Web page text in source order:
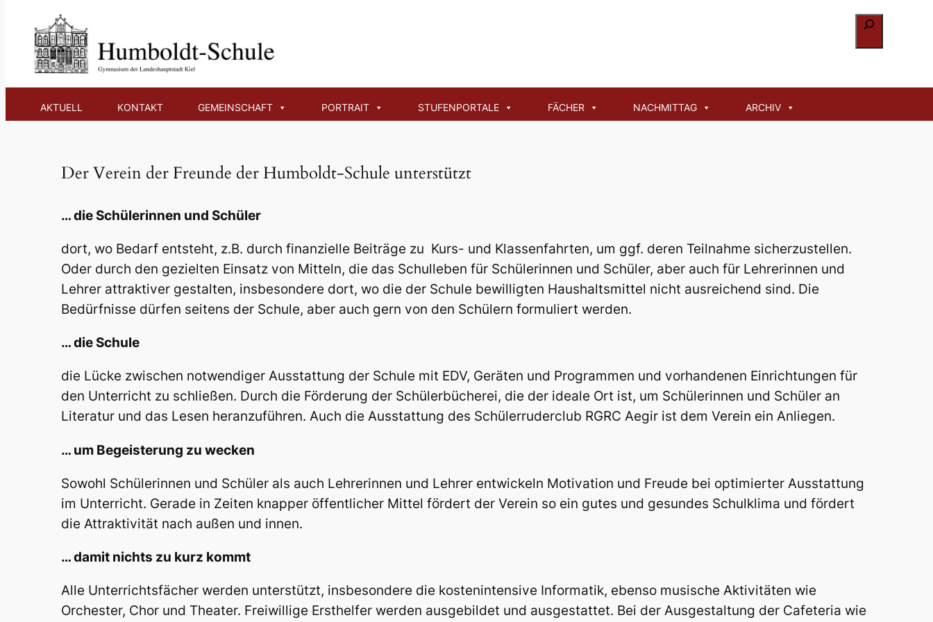
Inhalt
springen
Suchen
AKTUELL KONTAKT GEMEINSCHAFT PORTRAIT STUFENPORTALE FÄCHER NACHMITTAG ARCHIV
Verein der Freunde: Vorstellung und Ziele
Der Verein der Freunde der Humboldt-Schule unterstützt
… die Schülerinnen und Schüler
dort, wo Bedarf entsteht, z.B. durch finanzielle Beiträge zu Kurs- und Klassenfahrten, um ggf. deren Teilnahme sicherzustellen.
Oder durch den gezielten Einsatz von Mitteln, die das Schulleben für Schülerinnen und Schüler, aber auch für Lehrerinnen und
Lehrer attraktiver gestalten, insbesondere dort, wo die der Schule bewilligten Haushaltsmittel nicht ausreichend sind. Die
Bedürfnisse dürfen seitens der Schule, aber auch gern von den Schülern formuliert werden.
… die Schule
die Lücke zwischen notwendiger Ausstattung der Schule mit EDV, Geräten und Programmen und vorhandenen Einrichtungen für
den Unterricht zu schließen. Durch die Förderung der Schülerbücherei, die der ideale Ort ist, um Schülerinnen und Schüler an
Literatur und das Lesen heranzuführen. Auch die Ausstattung des Schülerruderclub RGRC Aegir ist dem Verein ein Anliegen.
… um Begeisterung zu wecken
Sowohl Schülerinnen und Schüler als auch Lehrerinnen und Lehrer entwickeln Motivation und Freude bei optimierter Ausstattung
im Unterricht. Gerade in Zeiten knapper öffentlicher Mittel fördert der Verein so ein gutes und gesundes Schulklima und fördert
die Attraktivität nach außen und innen.
… damit nichts zu kurz kommt
Alle Unterrichtsfächer werden unterstützt, insbesondere die kostenintensive Informatik, ebenso musische Aktivitäten wie
Orchester, Chor und Theater. Freiwillige Ersthelfer werden ausgebildet und ausgestattet. Bei der Ausgestaltung der Cafeteria wie